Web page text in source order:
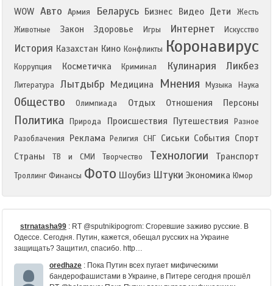
WOW Авто Армия Беларусь Бизнес Видео Дети
Жесть
Животные
Закон Здоровье Игры Интернет Искусство
История Казахстан Кино Конфликты Коронавирус
Коррупция Косметичка Криминал Кулинария Ликбез
Литература Лытдыбр Медицина Мнения Музыка Наука
Общество Олимпиада Отдых Отношения Персоны
Политика Природа Происшествия Путешествия
Разное
Разоблачения
Реклама Религия СНГ Сиськи События Спорт
Страны
ТВ и СМИ Творчество Технологии Транспорт
Троллинг Финансы Фото Шоубиз Штуки Экономика Юмор
strnatasha99 : RT @sputnikipogrom: Сгоревшие заживо русские. В
Одессе. Сегодня. Путин, кажется, обещал русских на Украине
защищать? Защитил, спасибо. http…
oredhaze : Пока Путин всех пугает мифическими
бандерофашистами в Украине, в Питере сегодня прошёл